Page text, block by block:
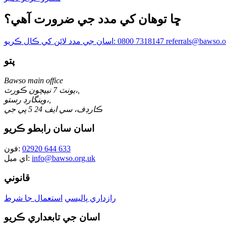
ڇا توھان کي مدد جي ضرورت آھي؟
اسان جي مدد لائن کي ڪال ڪريو: 0800 7318147
پتو
Bawso main office
يونٽ 7 نيپچون ڪورٽ،,
وينگارڊ رستو،,
ڪارڊف، سي ايف 24 5 پي جي
اسان سان رابطو ڪريو
فون: 02920 644 633
اي ميل: info@bawso.org.uk
قانوني
رازداري پاليسي استعمال جا شرط
اسان جي تابعداري ڪريو